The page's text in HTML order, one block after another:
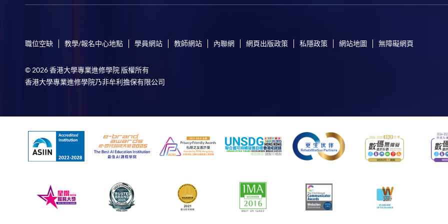
職位空缺 教學/報名中心地點 學員網站 教師網站 內聯網 網頁出版政策 私隱政策 網站地圖 無障礙網頁
© 2026 香港大學專業進修學院 版權所有
香港大學專業進修學院乃非牟利擔保有限公司